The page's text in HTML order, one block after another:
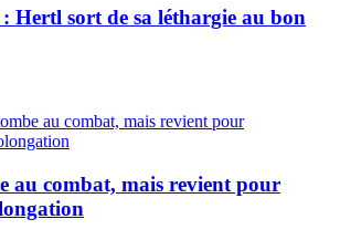
Hertl sort de sa léthargie au bon
au combat, mais revient pour